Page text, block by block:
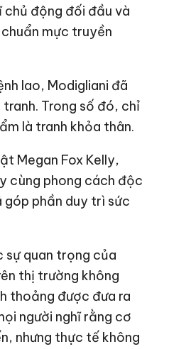
chủ động đối đầu và
mực truyền
lao, Modigliani đã
Trong số đó, chỉ
là tranh khỏa thân.
Megan Fox Kelly,
cùng phong cách độc
góp phần duy trì sức
sự quan trọng của
thị trường không
thoảng được đưa ra
người nghĩ rằng cơ
nhưng thực tế không